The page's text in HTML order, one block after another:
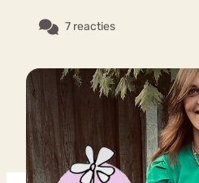
7 reacties